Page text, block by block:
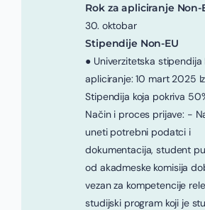
Rok za apliciranje Non-
30. oktobar
Stipendije Non-EU
● Univerzitetska stipendija
apliciranje: 10 mart 2025
Stipendija koja pokriva
Način i proces prijave: -
uneti potrebni podatci i
dokumentacija, student
od akadmeske komisija
vezan za kompetencije
studijski program koji je